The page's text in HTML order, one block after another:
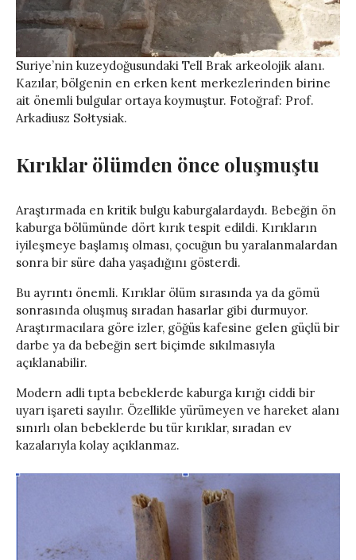
Suriye’nin kuzeydoğusundaki Tell Brak arkeolojik alanı.
Kazılar, bölgenin en erken kent merkezlerinden birine
ait önemli bulgular ortaya koymuştur. Fotoğraf: Prof.
Arkadiusz Sołtysiak.
Kırıklar ölümden önce oluşmuştu
Araştırmada en kritik bulgu kaburgalardaydı. Bebeğin ön
kaburga bölümünde dört kırık tespit edildi. Kırıkların
iyileşmeye başlamış olması, çocuğun bu yaralanmalardan
sonra bir süre daha yaşadığını gösterdi.
Bu ayrıntı önemli. Kırıklar ölüm sırasında ya da gömü
sonrasında oluşmuş sıradan hasarlar gibi durmuyor.
Araştırmacılara göre izler, göğüs kafesine gelen güçlü bir
darbe ya da bebeğin sert biçimde sıkılmasıyla
açıklanabilir.
Modern adli tıpta bebeklerde kaburga kırığı ciddi bir
uyarı işareti sayılır. Özellikle yürümeyen ve hareket alanı
sınırlı olan bebeklerde bu tür kırıklar, sıradan ev
kazalarıyla kolay açıklanmaz.